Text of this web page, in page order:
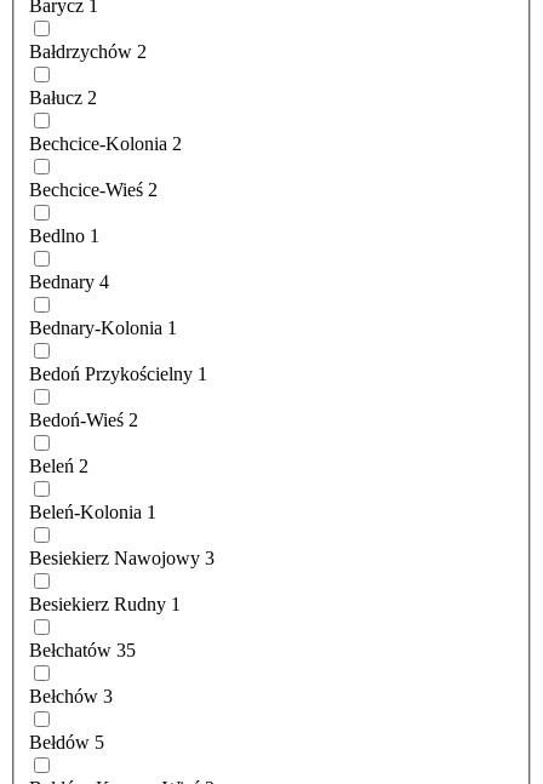
Barycz 1
Bałdrzychów 2
Bałucz 2
Bechcice-Kolonia 2
Bechcice-Wieś 2
Bedlno 1
Bednary 4
Bednary-Kolonia 1
Bedoń Przykościelny 1
Bedoń-Wieś 2
Beleń 2
Beleń-Kolonia 1
Besiekierz Nawojowy 3
Besiekierz Rudny 1
Bełchatów 35
Bełchów 3
Bełdów 5